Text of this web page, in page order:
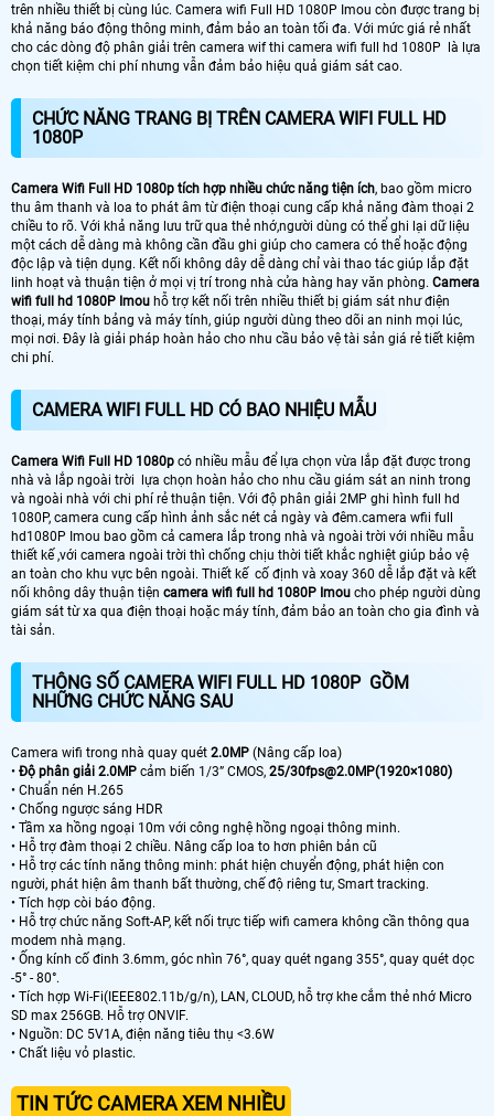
trên nhiều thiết bị cùng lúc. Camera wifi Full HD 1080P Imou còn được trang bị
khả năng báo động thông minh, đảm bảo an toàn tối đa. Với mức giá rẻ nhất
cho các dòng độ phân giải trên camera wif thi camera wifi full hd 1080P là lựa
chọn tiết kiệm chi phí nhưng vẫn đảm bảo hiệu quả giám sát cao.
CHỨC NĂNG TRANG BỊ TRÊN CAMERA WIFI FULL HD
1080P
Camera Wifi Full HD 1080p tích hợp nhiều chức năng tiện ích, bao gồm micro
thu âm thanh và loa to phát âm từ điện thoại cung cấp khả năng đàm thoại 2
chiều to rõ. Với khả năng lưu trữ qua thẻ nhớ,người dùng có thể ghi lại dữ liệu
một cách dễ dàng mà không cần đầu ghi giúp cho camera có thể hoặc động
độc lập và tiện dụng. Kết nối không dây dễ dàng chỉ vài thao tác giúp lắp đặt
linh hoạt và thuận tiện ở mọi vị trí trong nhà cửa hàng hay văn phòng. Camera
wifi full hd 1080P Imou hỗ trợ kết nối trên nhiều thiết bị giám sát như điện
thoại, máy tính bảng và máy tính, giúp người dùng theo dõi an ninh mọi lúc,
mọi nơi. Đây là giải pháp hoàn hảo cho nhu cầu bảo vệ tài sản giá rẻ tiết kiệm
chi phí.
CAMERA WIFI FULL HD CÓ BAO NHIỆU MẪU
Camera Wifi Full HD 1080p có nhiều mẫu để lựa chọn vừa lắp đặt được trong
nhà và lắp ngoài trời lựa chọn hoàn hảo cho nhu cầu giám sát an ninh trong
và ngoài nhà với chi phí rẻ thuận tiện. Với độ phân giải 2MP ghi hình full hd
1080P, camera cung cấp hình ảnh sắc nét cả ngày và đêm.camera wfii full
hd1080P Imou bao gồm cả camera lắp trong nhà và ngoài trời với nhiều mẫu
thiết kế ,với camera ngoài trời thì chống chịu thời tiết khắc nghiệt giúp bảo vệ
an toàn cho khu vực bên ngoài. Thiết kế cố định và xoay 360 dễ lắp đặt và kết
nối không dây thuận tiện camera wifi full hd 1080P Imou cho phép người dùng
giám sát từ xa qua điện thoại hoặc máy tính, đảm bảo an toàn cho gia đình và
tài sản.
THÔNG SỐ CAMERA WIFI FULL HD 1080P GỒM
NHỮNG CHỨC NĂNG SAU
Camera wifi trong nhà quay quét 2.0MP (Nâng cấp loa)
• Độ phân giải 2.0MP cảm biến 1/3” CMOS, 25/30fps@2.0MP(1920×1080)
• Chuẩn nén H.265
• Chống ngược sáng HDR
• Tầm xa hồng ngoại 10m với công nghệ hồng ngoại thông minh.
• Hỗ trợ đàm thoại 2 chiều. Nâng cấp loa to hơn phiên bản cũ
• Hỗ trợ các tính năng thông minh: phát hiện chuyển động, phát hiện con
người, phát hiện âm thanh bất thường, chế độ riêng tư, Smart tracking.
• Tích hợp còi báo động.
• Hỗ trợ chức năng Soft-AP, kết nối trực tiếp wifi camera không cần thông qua
modem nhà mạng.
• Ống kính cố đinh 3.6mm, góc nhìn 76°, quay quét ngang 355°, quay quét dọc
-5° - 80°.
• Tích hợp Wi-Fi(IEEE802.11b/g/n), LAN, CLOUD, hỗ trợ khe cắm thẻ nhớ Micro
SD max 256GB. Hỗ trợ ONVIF.
• Nguồn: DC 5V1A, điện năng tiêu thụ <3.6W
• Chất liệu vỏ plastic.
TIN TỨC CAMERA XEM NHIỀU